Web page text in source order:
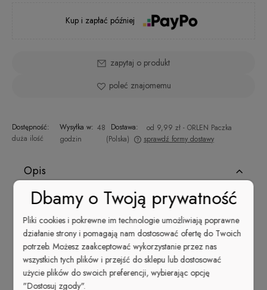
Kup i zapłać później
zapytaj o produkt
poleć znajomemu
Dostępność:
duża ilość
Wysyłka w: 48
godzin
Dostawa: od 9,99 zł - ORLEN Paczka
(Polska)
sprawdź formy dostawy
Opis
Lakier do paznokci z kolekcji Cuccio Bella
Naturanr 1256to lekko przygaszony łososiowy róż o
kremowym wykończeniu.
Bella Natura to linia dla kobiet stonowanych, eleganckich i
odważnych.Klasyka kolorów ziemi doda nawet
najprostszej stylizacji odrobinę ekstrawagancji.
Dbamy o Twoją prywatność
Pliki cookies i pokrewne im technologie umożliwiają poprawne
działanie strony i pomagają nam dostosować ofertę do Twoich
potrzeb. Możesz zaakceptować wykorzystanie przez nas
wszystkich tych plików i przejść do sklepu lub dostosować
użycie plików do swoich preferencji, wybierając opcję
"Dostosuj zgody".